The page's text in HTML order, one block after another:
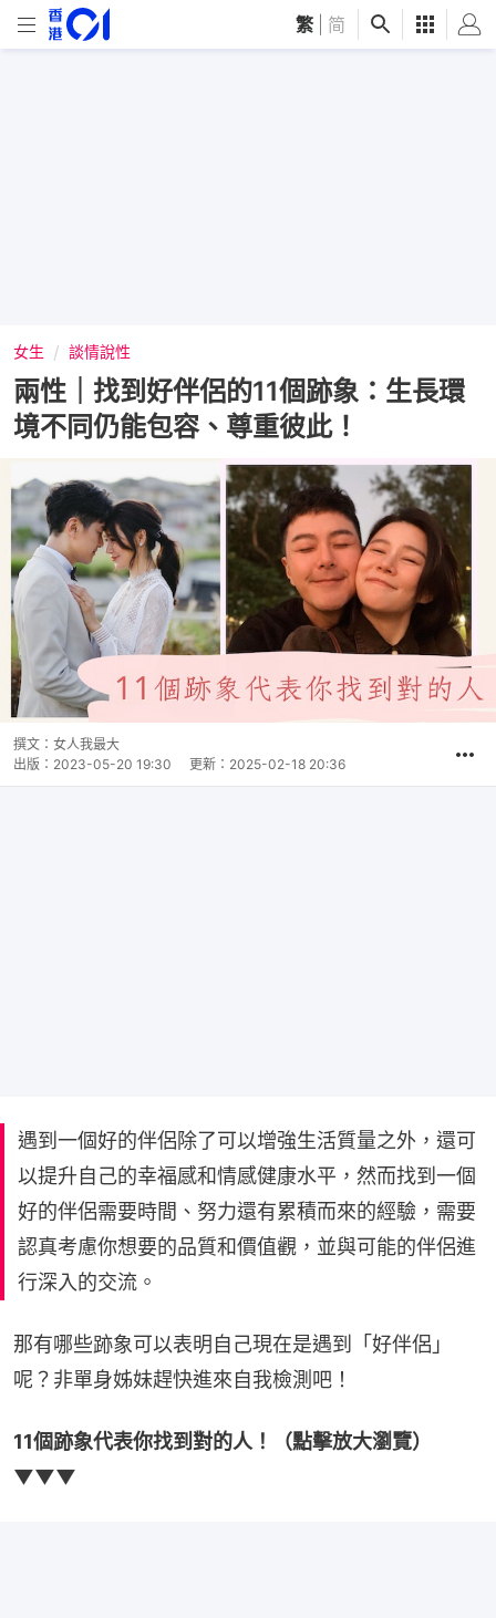
繁 简
女生 談情說性
兩性｜找到好伴侶的11個跡象：生長環
境不同仍能包容、尊重彼此！
撰文： 女人我最大
出版： 2023-05-20 19:30 更新： 2025-02-18 20:36
遇到一個好的伴侶除了可以增強生活質量之外，還可
以提升自己的幸福感和情感健康水平，然而找到一個
好的伴侶需要時間、努力還有累積而來的經驗，需要
認真考慮你想要的品質和價值觀，並與可能的伴侶進
行深入的交流。
那有哪些跡象可以表明自己現在是遇到「好伴侶」
呢？非單身姊妹趕快進來自我檢測吧！
11個跡象代表你找到對的人！（點擊放大瀏覽）
▼▼▼